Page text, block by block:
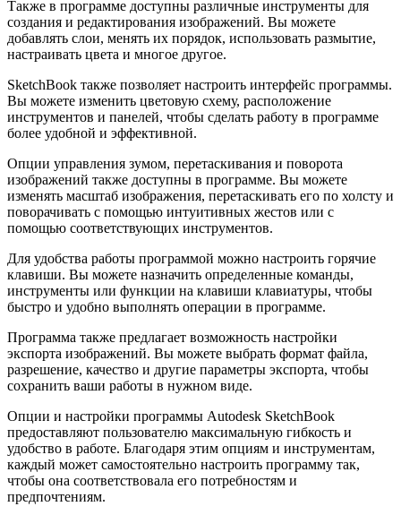
Также в программе доступны различные инструменты для
создания и редактирования изображений. Вы можете
добавлять слои, менять их порядок, использовать размытие,
настраивать цвета и многое другое.
SketchBook также позволяет настроить интерфейс программы.
Вы можете изменить цветовую схему, расположение
инструментов и панелей, чтобы сделать работу в программе
более удобной и эффективной.
Опции управления зумом, перетаскивания и поворота
изображений также доступны в программе. Вы можете
изменять масштаб изображения, перетаскивать его по холсту и
поворачивать с помощью интуитивных жестов или с
помощью соответствующих инструментов.
Для удобства работы программой можно настроить горячие
клавиши. Вы можете назначить определенные команды,
инструменты или функции на клавиши клавиатуры, чтобы
быстро и удобно выполнять операции в программе.
Программа также предлагает возможность настройки
экспорта изображений. Вы можете выбрать формат файла,
разрешение, качество и другие параметры экспорта, чтобы
сохранить ваши работы в нужном виде.
Опции и настройки программы Autodesk SketchBook
предоставляют пользователю максимальную гибкость и
удобство в работе. Благодаря этим опциям и инструментам,
каждый может самостоятельно настроить программу так,
чтобы она соответствовала его потребностям и
предпочтениям.